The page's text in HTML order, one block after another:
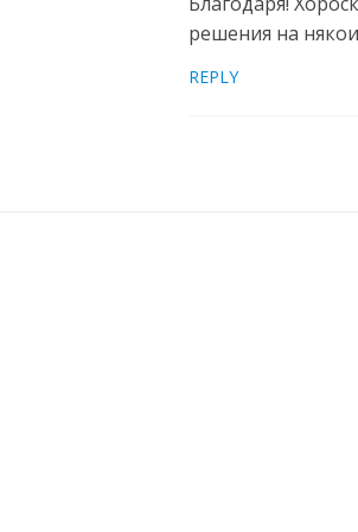
решения на
REPLY